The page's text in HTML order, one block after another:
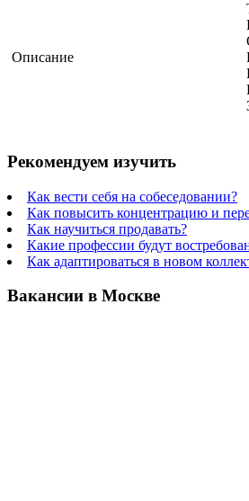
Описание
Рекомендуем изучить
Как вести себя на собеседовании?
Как повысить концентрацию и
Как научиться продавать?
Какие профессии будут
Как адаптироваться в новом
Вакансии в Москве